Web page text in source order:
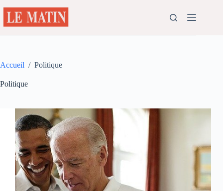
au
contenu
Accueil / Politique
Politique